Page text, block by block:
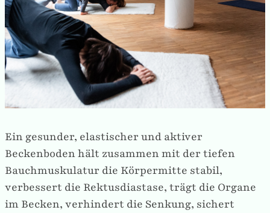
Ein gesunder, elastischer und aktiver
Beckenboden hält zusammen mit der tiefen
Bauchmuskulatur die Körpermitte stabil,
verbessert die Rektusdiastase, trägt die Organe
im Becken, verhindert die Senkung, sichert